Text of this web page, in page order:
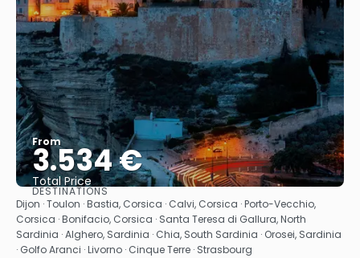
From
3.534 €
Total Price
See
DESTINATIONS
Dijon · Toulon · Bastia, Corsica · Calvi, Corsica · Porto-Vecchio,
Corsica · Bonifacio, Corsica · Santa Teresa di Gallura, North
Sardinia · Alghero, Sardinia · Chia, South Sardinia · Orosei, Sardinia
· Golfo Aranci · Livorno · Cinque Terre · Strasbourg